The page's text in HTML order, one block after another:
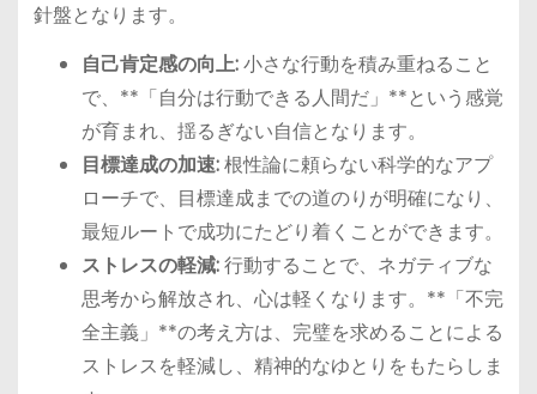
針盤となります。
自己肯定感の向上:小さな行動を積み重ねること
で、**「自分は行動できる人間だ」**という感覚
が育まれ、揺るぎない自信となります。
目標達成の加速:根性論に頼らない科学的なアプ
ローチで、目標達成までの道のりが明確になり、
最短ルートで成功にたどり着くことができます。
ストレスの軽減:行動することで、ネガティブな
思考から解放され、心は軽くなります。**「不完
全主義」**の考え方は、完璧を求めることによる
ストレスを軽減し、精神的なゆとりをもたらしま